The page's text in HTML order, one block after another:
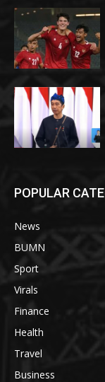
POPULAR
News
BUMN
Sport
Virals
Finance
Health
Travel
Business